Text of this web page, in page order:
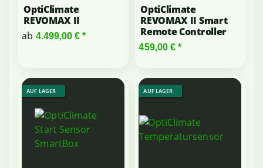
OptiClimate
REVOMAX II
ab 4.499,00 €*
OptiClimate
REVOMAX II Smart
Remote Controller
459,00 €*
AUF LAGER AUF LAGER